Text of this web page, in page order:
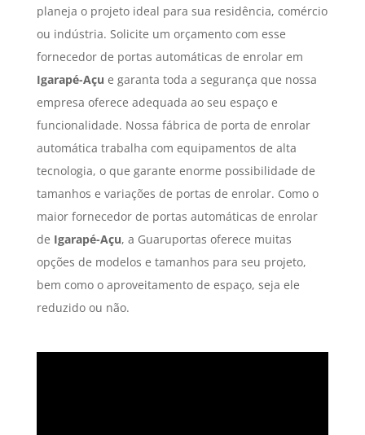
planeja o projeto ideal para sua residência, comércio
ou indústria. Solicite um orçamento com esse
fornecedor de portas automáticas de enrolar em
Igarapé-Açu e garanta toda a segurança que nossa
empresa oferece adequada ao seu espaço e
funcionalidade. Nossa fábrica de porta de enrolar
automática trabalha com equipamentos de alta
tecnologia, o que garante enorme possibilidade de
tamanhos e variações de portas de enrolar. Como o
maior fornecedor de portas automáticas de enrolar
de Igarapé-Açu, a Guaruportas oferece muitas
opções de modelos e tamanhos para seu projeto,
bem como o aproveitamento de espaço, seja ele
reduzido ou não.